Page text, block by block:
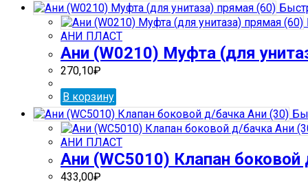
АНИ ПЛАСТ
Ани (W0210) Муфта (для
270,10₽
В корзину
АНИ ПЛАСТ
Ани (WС5010) Клапан боковой
433,00₽